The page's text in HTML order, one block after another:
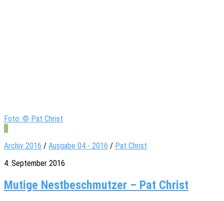
Foto: © Pat Christ
0
Archiv 2016 / Ausgabe 04 - 2016 / Pat Christ
4. September 2016
Mutige Nest­be­schmut­zer – Pat Christ